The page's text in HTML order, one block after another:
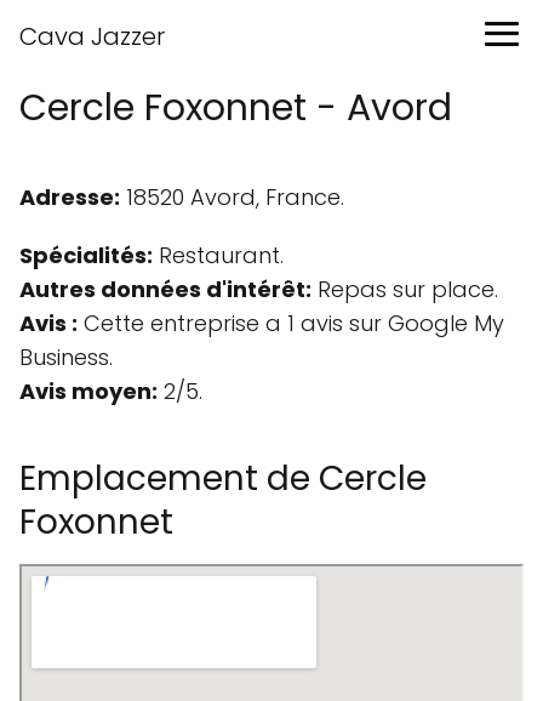
Cava Jazzer
Cercle Foxonnet - Avord
Adresse: 18520 Avord, France.
Spécialités: Restaurant.
Autres données d'intérêt: Repas sur place.
Avis : Cette entreprise a 1 avis sur Google My
Business.
Avis moyen: 2/5.
Emplacement de Cercle
Foxonnet